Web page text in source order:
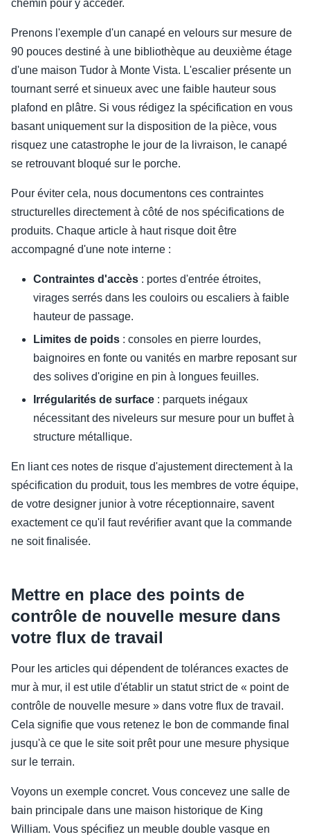
chemin pour y accéder.
Prenons l'exemple d'un canapé en velours sur mesure de
90 pouces destiné à une bibliothèque au deuxième étage
d'une maison Tudor à Monte Vista. L'escalier présente un
tournant serré et sinueux avec une faible hauteur sous
plafond en plâtre. Si vous rédigez la spécification en vous
basant uniquement sur la disposition de la pièce, vous
risquez une catastrophe le jour de la livraison, le canapé
se retrouvant bloqué sur le porche.
Pour éviter cela, nous documentons ces contraintes
structurelles directement à côté de nos spécifications de
produits. Chaque article à haut risque doit être
accompagné d'une note interne :
Contraintes d'accès : portes d'entrée étroites,
virages serrés dans les couloirs ou escaliers à faible
hauteur de passage.
Limites de poids : consoles en pierre lourdes,
baignoires en fonte ou vanités en marbre reposant sur
des solives d'origine en pin à longues feuilles.
Irrégularités de surface : parquets inégaux
nécessitant des niveleurs sur mesure pour un buffet à
structure métallique.
En liant ces notes de risque d'ajustement directement à la
spécification du produit, tous les membres de votre équipe,
de votre designer junior à votre réceptionnaire, savent
exactement ce qu'il faut revérifier avant que la commande
ne soit finalisée.
Mettre en place des points de
contrôle de nouvelle mesure dans
votre flux de travail
Pour les articles qui dépendent de tolérances exactes de
mur à mur, il est utile d'établir un statut strict de « point de
contrôle de nouvelle mesure » dans votre flux de travail.
Cela signifie que vous retenez le bon de commande final
jusqu'à ce que le site soit prêt pour une mesure physique
sur le terrain.
Voyons un exemple concret. Vous concevez une salle de
bain principale dans une maison historique de King
William. Vous spécifiez un meuble double vasque en